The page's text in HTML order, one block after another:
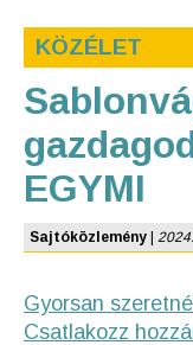
KÖZÉLET
EGYMI
Sajtóközlemény
Gyorsan
Csatlakozz